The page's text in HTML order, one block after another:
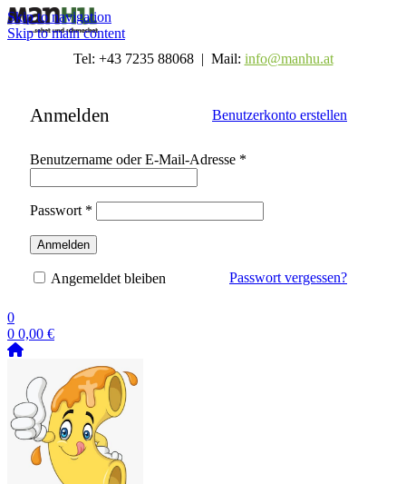
Skip to navigation
Skip to main content
Tel: +43 7235 88068 | Mail: info@manhu.at
Anmelden Benutzerkonto erstellen
Benutzername oder E-Mail-Adresse *
Passwort *
Anmelden
Passwort vergessen?
Angemeldet bleiben
0
0 0,00 €